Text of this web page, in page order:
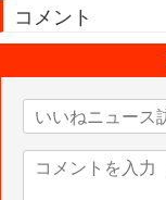
コメント